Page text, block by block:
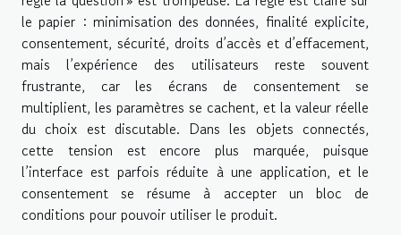
le papier : minimisation des données, finalité explicite,
consentement, sécurité, droits d’accès et d’effacement,
mais l’expérience des utilisateurs reste souvent
frustrante, car les écrans de consentement se
multiplient, les paramètres se cachent, et la valeur réelle
du choix est discutable. Dans les objets connectés,
cette tension est encore plus marquée, puisque
l’interface est parfois réduite à une application, et le
consentement se résume à accepter un bloc de
conditions pour pouvoir utiliser le produit.